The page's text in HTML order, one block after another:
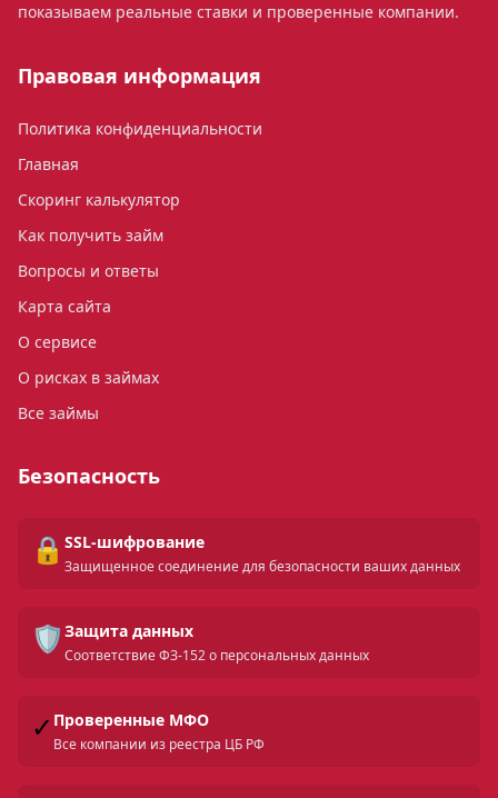
показываем реальные ставки и проверенные компании.
Правовая информация
Политика конфиденциальности
Главная
Скоринг калькулятор
Как получить займ
Вопросы и ответы
Карта сайта
О сервисе
О рисках в займах
Все займы
Безопасность
🔒 SSL-шифрование
Защищенное соединение для безопасности ваших данных
🛡️ Защита данных
Соответствие ФЗ-152 о персональных данных
✓ Проверенные МФО
Все компании из реестра ЦБ РФ